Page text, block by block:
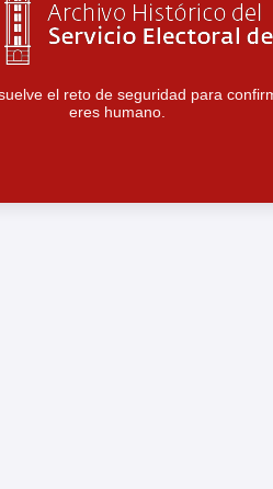
el reto de seguridad para
eres humano.